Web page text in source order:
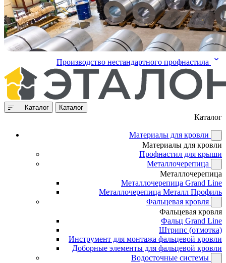
Производство нестандартного профнастила
Каталог Каталог
Каталог
Материалы для кровли
Материалы для кровли
Профнастил для крыши
Металлочерепица
Металлочерепица
Металлочерепица Grand Line
Металлочерепица Металл Профиль
Фальцевая кровля
Фальцевая кровля
Фальц Grand Line
Штрипс (отмотка)
Инструмент для монтажа фальцевой кровли
Доборные элементы для фальцевой кровли
Водосточные системы